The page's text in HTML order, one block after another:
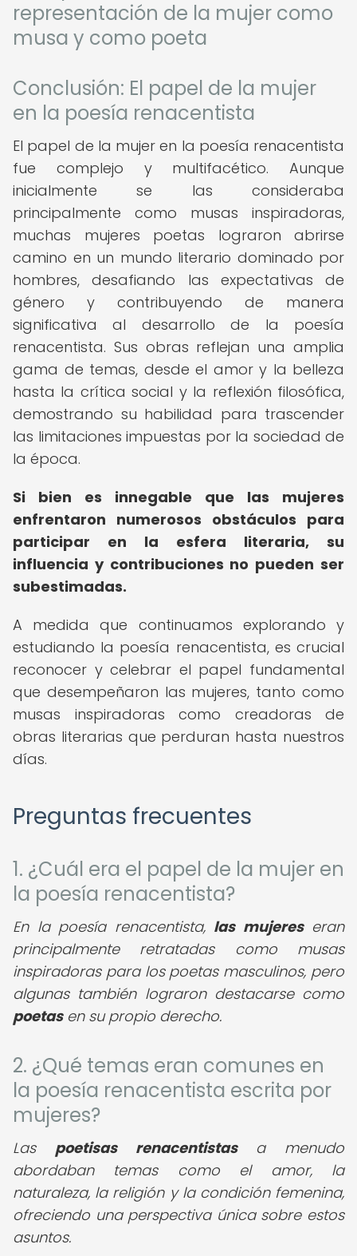
representación de la mujer como
musa y como poeta
Conclusión: El papel de la mujer
en la poesía renacentista
El papel de la mujer en la poesía renacentista
fue complejo y multifacético. Aunque
inicialmente se las consideraba
principalmente como musas inspiradoras,
muchas mujeres poetas lograron abrirse
camino en un mundo literario dominado por
hombres, desafiando las expectativas de
género y contribuyendo de manera
significativa al desarrollo de la poesía
renacentista. Sus obras reflejan una amplia
gama de temas, desde el amor y la belleza
hasta la crítica social y la reflexión filosófica,
demostrando su habilidad para trascender
las limitaciones impuestas por la sociedad de
la época.
Si bien es innegable que las mujeres
enfrentaron numerosos obstáculos para
participar en la esfera literaria, su
influencia y contribuciones no pueden ser
subestimadas.
A medida que continuamos explorando y
estudiando la poesía renacentista, es crucial
reconocer y celebrar el papel fundamental
que desempeñaron las mujeres, tanto como
musas inspiradoras como creadoras de
obras literarias que perduran hasta nuestros
días.
Preguntas frecuentes
1. ¿Cuál era el papel de la mujer en
la poesía renacentista?
En la poesía renacentista, las mujereseran
principalmente retratadas como musas
inspiradoras para los poetas masculinos, pero
algunas también lograron destacarse como
poetasen su propio derecho.
2. ¿Qué temas eran comunes en
la poesía renacentista escrita por
mujeres?
Las poetisas renacentistasa menudo
abordaban temas como el amor, la
naturaleza, la religión y la condición femenina,
ofreciendo una perspectiva única sobre estos
asuntos.